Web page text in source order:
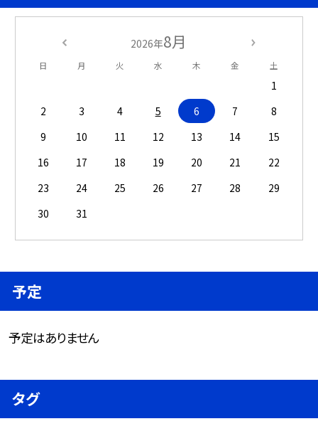
2026年8月
日 月 火 水 木 金 土
1
2
3 4 5 6 7
8
9
10 11 12 13 14
15
16
17 18 19 20 21
22
23
24 25 26 27 28
29
30
31
予定
予定はありません
タグ